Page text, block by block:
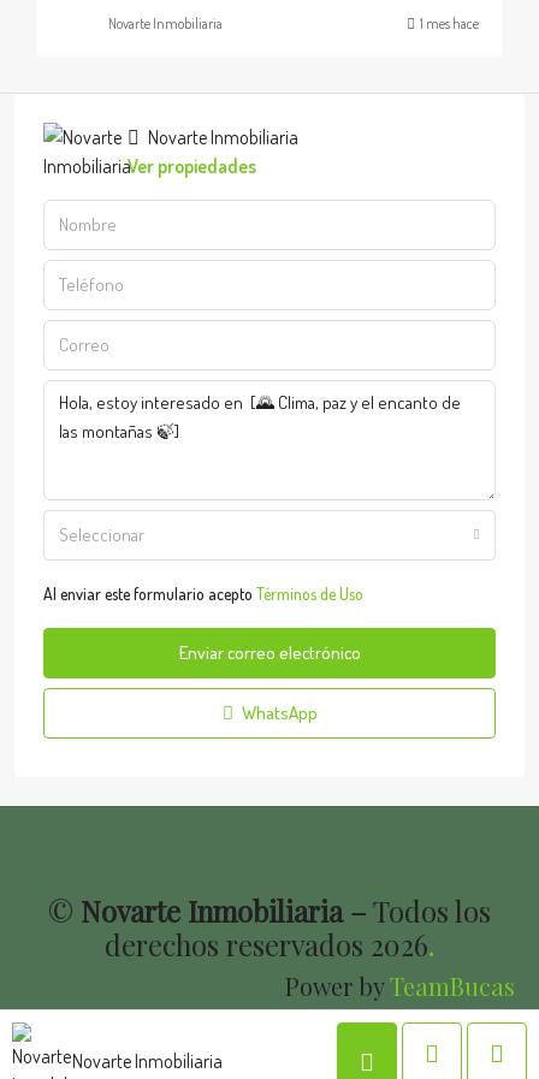
Novarte Inmobiliaria 1 mes hace
Novarte Inmobiliaria
Ver propiedades
Seleccionar
Al enviar este formulario acepto Términos de Uso
Enviar correo electrónico
WhatsApp
Novarte Inmobiliaria
© Novarte Inmobiliaria –Todos los
derechos reservados 2026.
Power byTeamBucas